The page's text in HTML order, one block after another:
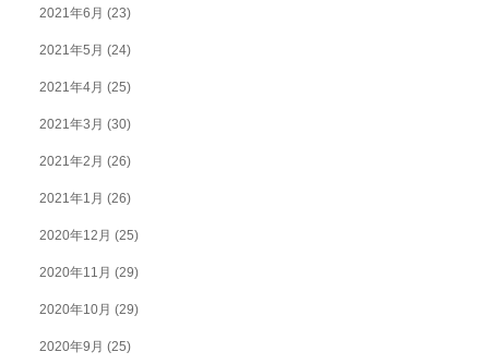
2021年6月 (23)
2021年5月 (24)
2021年4月 (25)
2021年3月 (30)
2021年2月 (26)
2021年1月 (26)
2020年12月 (25)
2020年11月 (29)
2020年10月 (29)
2020年9月 (25)